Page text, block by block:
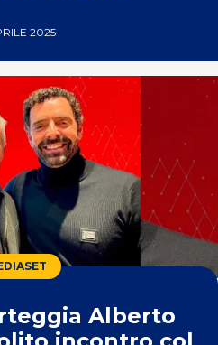
2025
Alberto